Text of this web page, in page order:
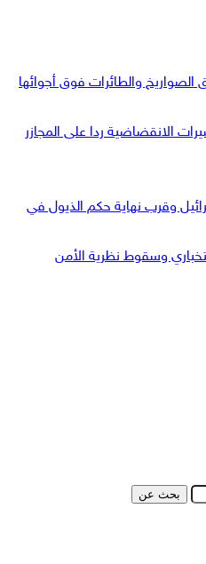
والطائرات فوق أجوائها
الانقضاضية ردا على المجازر
وقرب نهاية حكم الذيول في
وسقوط نظرية الأمن
بحث عن